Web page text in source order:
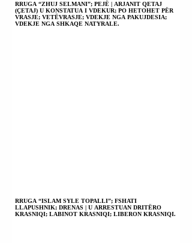
RRUGA “ZHUJ SELMANI”; PEJË | ARJANIT QETAJ
(ÇETAJ) U KONSTATUA I VDEKUR; PO HETOHET PËR
VRASJE; VETËVRASJE; VDEKJE NGA PAKUJDESIA;
VDEKJE NGA SHKAQE NATYRALE.
RRUGA “ISLAM SYLE TOPALLI”; FSHATI
LLAPUSHNIK; DRENAS | U ARRESTUAN DRITËRO
KRASNIQI; LABINOT KRASNIQI; LIBERON KRASNIQI.